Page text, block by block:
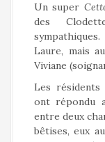
Un super
des
Laure, mais
Viviane
Les
ont répondu
entre deux
bêtises, eux